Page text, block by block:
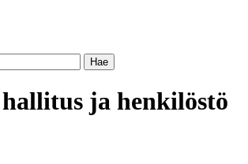
ja henkilöstö